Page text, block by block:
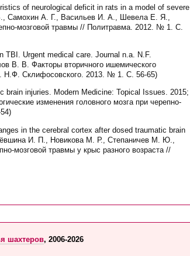
of neurological deficit in rats in a model of severe
Самохин А. Г., Васильев И. А., Шевела Е. Я.,
мозговой травмы // Политравма. 2012. № 1. С.
TBI. Urgent medical care. Journal n.a. N.F.
В. В. Факторы вторичного ишемического
Н.Ф. Склифосовского. 2013. № 1. С. 56-65)
brain injuries. Modern Medicine: Topical Issues. 2015;
изменения головного мозга при черепно-
in the cerebral cortex after dosed traumatic brain
И. П., Новикова М. Р., Степаничев М. Ю.,
мозговой травмы у крыс разного возраста //
шахтеров, 2006-2026